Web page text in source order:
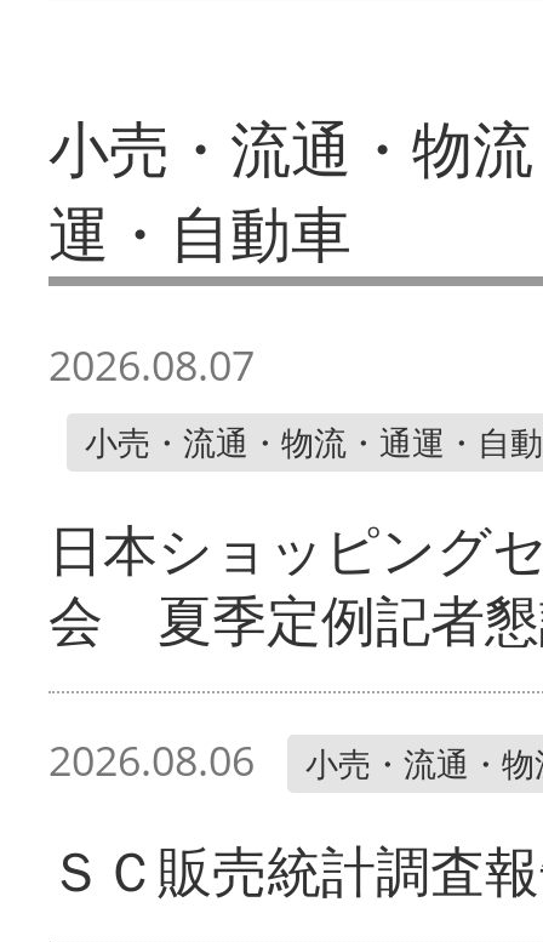
小売・流通・物
運・自動車
2026.08.07
小売・流通・物流・通運・自
日本ショッピング
会 夏季定例記者
2026.08.06 小売・流通・
ＳＣ販売統計調査